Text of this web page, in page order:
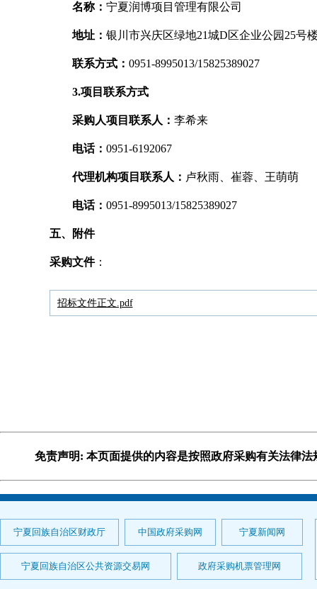
名称： 宁夏润博项目管理有限公司
地址： 银川市兴庆区绿地21城D区企业公园25号
联系方式： 0951-8995013/15825389027
3.项目联系方式
采购人项目联系人： 李希来
电话： 0951-6192067
代理机构项目联系人： 卢秋雨、崔蓉、王萌萌
电话： 0951-8995013/15825389027
五、附件
采购文件：
招标文件正文.pdf
免责声明: 本页面提供的内容是按照政府采购有关法律
宁夏回族自治区财政厅 中国政府采购网 宁夏新闻网
宁夏回族自治区公共资源交易网 政府采购机票管理网